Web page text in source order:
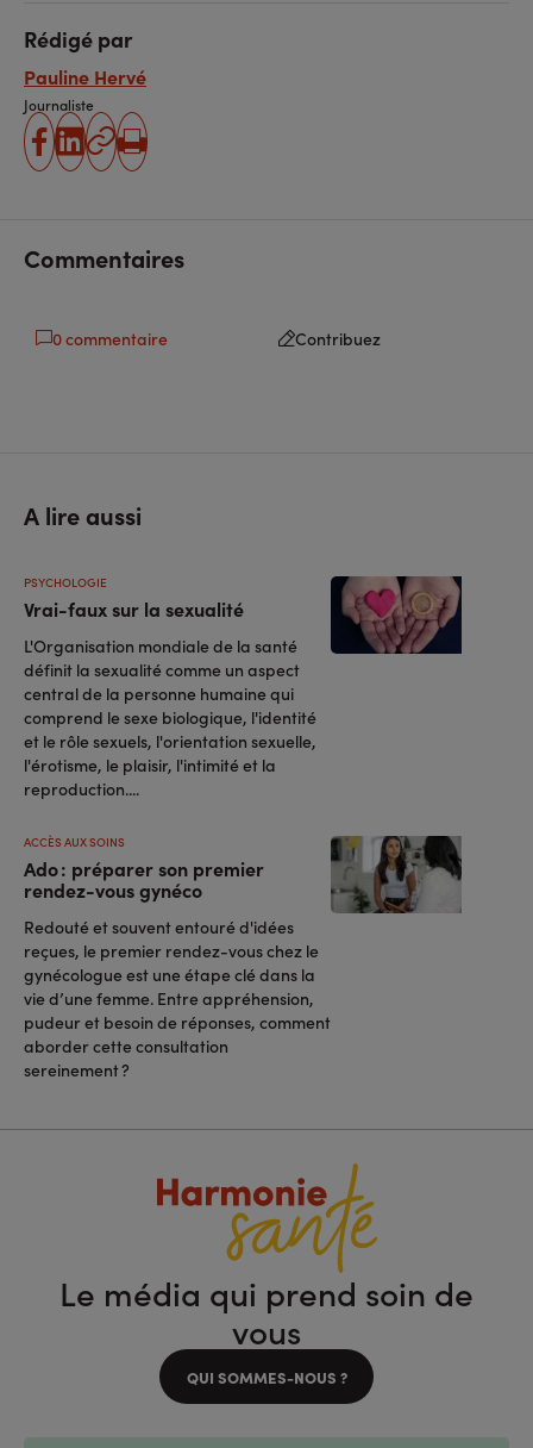
Rédigé par
Pauline Hervé
Journaliste
partager
partager
Copier
Imprimer
Commentaires
0 commentaire Contribuez
A lire aussi
Vrai-faux sur la sexualité
PSYCHOLOGIE
L'Organisation mondiale de la santé
définit la sexualité comme un aspect
central de la personne humaine qui
comprend le sexe biologique, l'identité
et le rôle sexuels, l'orientation sexuelle,
l'érotisme, le plaisir, l'intimité et la
reproduction....
Ado : préparer son premier
rendez-vous gynéco
ACCÈS AUX SOINS
Redouté et souvent entouré d'idées
reçues, le premier rendez-vous chez le
gynécologue est une étape clé dans la
vie d’une femme. Entre appréhension,
pudeur et besoin de réponses, comment
aborder cette consultation
sereinement ?
Le média qui prend soin de
vous
QUI SOMMES-NOUS ?